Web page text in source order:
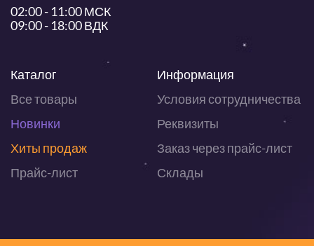
02:00 - 11:00 МСК
09:00 - 18:00 ВДК
Каталог
Все товары
Новинки
Хиты продаж
Прайс-лист
Информация
Условия сотрудничества
Реквизиты
Заказ через прайс-лист
Склады